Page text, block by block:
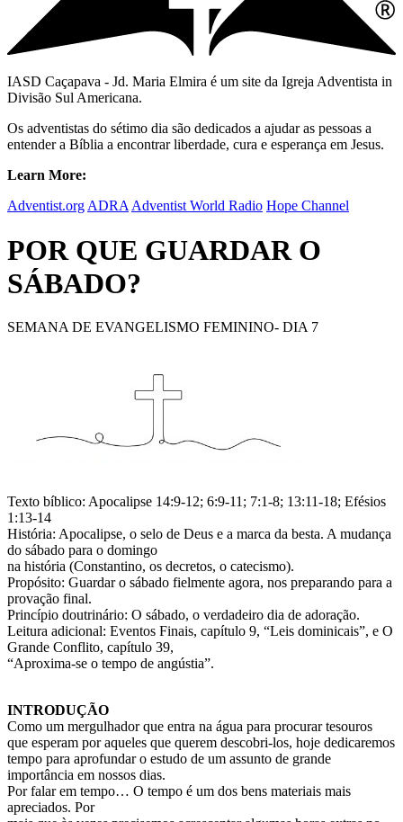
IASD Caçapava - Jd. Maria Elmira é um site da Igreja Adventista in
Divisão Sul Americana.
Os adventistas do sétimo dia são dedicados a ajudar as pessoas a
entender a Bíblia a encontrar liberdade, cura e esperança em Jesus.
Learn More:
Adventist.org ADRA Adventist World Radio Hope Channel
POR QUE GUARDAR O
SÁBADO?
SEMANA DE EVANGELISMO FEMININO- DIA 7
Texto bíblico: Apocalipse 14:9-12; 6:9-11; 7:1-8; 13:11-18; Efésios
1:13-14
História: Apocalipse, o selo de Deus e a marca da besta. A mudança
do sábado para o domingo
na história (Constantino, os decretos, o catecismo).
Propósito: Guardar o sábado fielmente agora, nos preparando para a
provação final.
Princípio doutrinário: O sábado, o verdadeiro dia de adoração.
Leitura adicional: Eventos Finais, capítulo 9, “Leis dominicais”, e O
Grande Conflito, capítulo 39,
“Aproxima-se o tempo de angústia”.
INTRODUÇÃO
Como um mergulhador que entra na água para procurar tesouros
que esperam por aqueles que querem descobri-los, hoje dedicaremos
tempo para aprofundar o estudo de um assunto de grande
importância em nossos dias.
Por falar em tempo… O tempo é um dos bens materiais mais
apreciados. Por